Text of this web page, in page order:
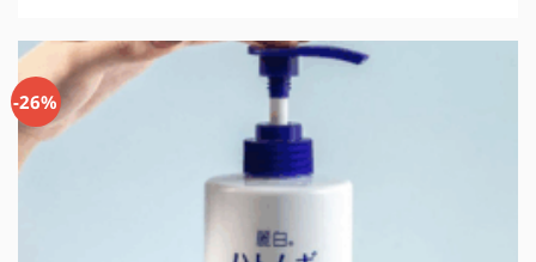
là:
280.000 ₫.
tại
là:
-26%